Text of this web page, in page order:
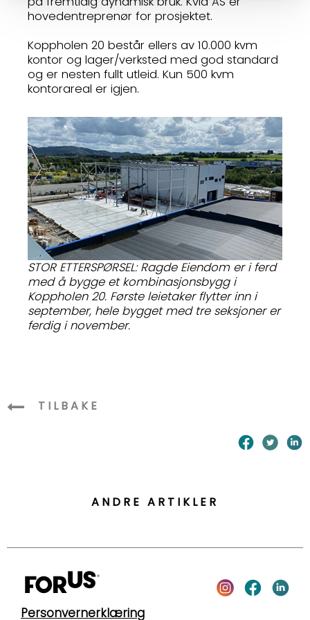
hovedentreprenør for prosjektet.
Koppholen 20 består ellers av 10.000 kvm
kontor og lager/verksted med god standard
og er nesten fullt utleid. Kun 500 kvm
kontorareal er igjen.
STOR ETTERSPØRSEL: Ragde Eiendom er i ferd
med å bygge et kombinasjonsbygg i
Koppholen 20. Første leietaker flytter inn i
september, hele bygget med tre seksjoner er
ferdig i november.
TILBAKE
ANDRE ARTIKLER
Personvernerklæring